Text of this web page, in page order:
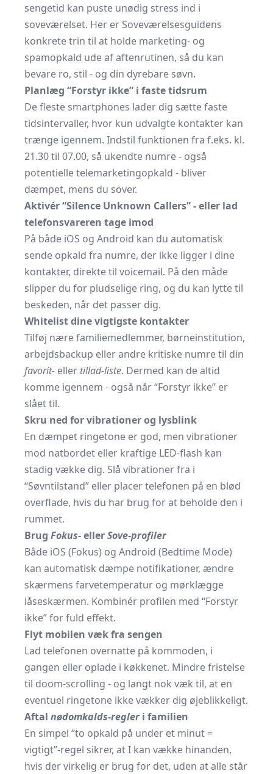
sengetid kan puste unødig stress ind i
soveværelset. Her er Soveværelsesguidens
konkrete trin til at holde marketing- og
spamopkald ude af aftenrutinen, så du kan
bevare ro, stil - og din dyrebare søvn.
Planlæg “Forstyr ikke” i faste tidsrum
De fleste smartphones lader dig sætte faste
tidsintervaller, hvor kun udvalgte kontakter kan
trænge igennem. Indstil funktionen fra f.eks. kl.
21.30 til 07.00, så ukendte numre - også
potentielle telemarketing­opkald - bliver
dæmpet, mens du sover.
Aktivér “Silence Unknown Callers” - eller lad
telefonsvareren tage imod
På både iOS og Android kan du automatisk
sende opkald fra numre, der ikke ligger i dine
kontakter, direkte til voicemail. På den måde
slipper du for pludselige ring, og du kan lytte til
beskeden, når det passer dig.
Whitelist dine vigtigste kontakter
Tilføj nære familiemedlemmer, børneinstitution,
arbejdsbackup eller andre kritiske numre til din
favorit- eller tillad-liste. Dermed kan de altid
komme igennem - også når “Forstyr ikke” er
slået til.
Skru ned for vibrationer og lysblink
En dæmpet ringetone er god, men vibrationer
mod natbordet eller kraftige LED-flash kan
stadig vække dig. Slå vibrationer fra i
“Søvntilstand” eller placer telefonen på en blød
overflade, hvis du har brug for at beholde den i
rummet.
Brug Fokus-ellerSove-profiler
Både iOS (Fokus) og Android (Bedtime Mode)
kan automatisk dæmpe notifikationer, ændre
skærmens farvetemperatur og mørklægge
låseskærmen. Kombinér profilen med “Forstyr
ikke” for fuld effekt.
Flyt mobilen væk fra sengen
Lad telefonen overnatte på kommoden, i
gangen eller oplade i køkkenet. Mindre fristelse
til doom-scrolling - og langt nok væk til, at en
eventuel ringetone ikke vækker dig øjeblikkeligt.
Aftal nødomkalds-regleri familien
En simpel “to opkald på under et minut =
vigtigt”-regel sikrer, at I kan vække hinanden,
hvis der virkelig er brug for det, uden at alle står